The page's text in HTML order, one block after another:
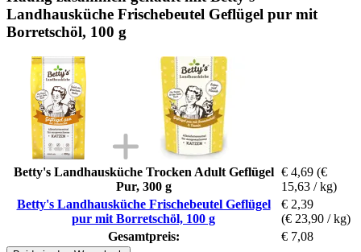
Landhausküche Frischebeutel Geflügel pur mit
Borretschöl, 100 g
Betty's Landhausküche Trocken Adult Geflügel
Pur, 300 g
€ 4,69 (€
15,63 / kg)
Betty's Landhausküche Frischebeutel Geflügel
pur mit Borretschöl, 100 g
€ 2,39
(€ 23,90 / kg)
Gesamtpreis:
€ 7,08